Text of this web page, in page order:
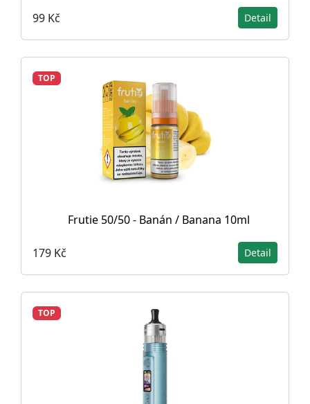
99 Kč Detail
TOP
Frutie 50/50 - Banán / Banana 10ml
179 Kč Detail
TOP